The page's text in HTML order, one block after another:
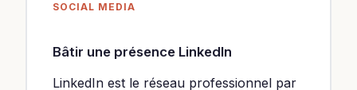
SOCIAL MEDIA
Bâtir une présence LinkedIn
LinkedIn est le réseau professionnel par